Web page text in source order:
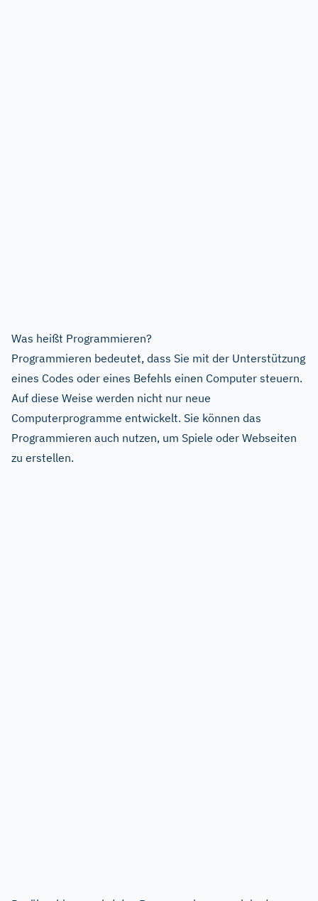
Was heißt Programmieren?
Programmieren bedeutet, dass Sie mit der Unterstützung
eines Codes oder eines Befehls einen Computer steuern.
Auf diese Weise werden nicht nur neue
Computerprogramme entwickelt. Sie können das
Programmieren auch nutzen, um Spiele oder Webseiten
zu erstellen.